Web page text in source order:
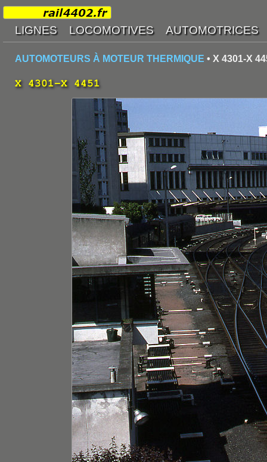
AUTOMOTEURS À MOTEUR THERMIQUE • X 4301-X
X 4301-X 4451